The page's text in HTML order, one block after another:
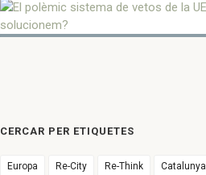
CERCAR PER ETIQUETES
Europa Re-City Re-Think Catalunya